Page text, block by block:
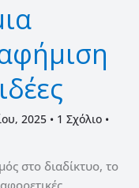
2025 • 1 Σχόλιο •
στο διαδίκτυο, το